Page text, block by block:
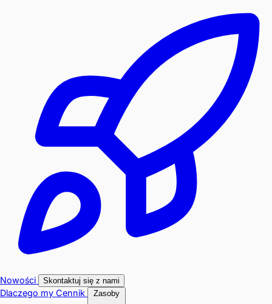
Nowości Skontaktuj się z nami
Dlaczego my Cennik Zasoby